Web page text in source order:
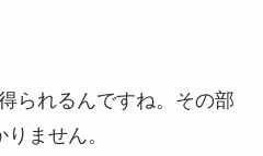
られるんですね。その部
ません。